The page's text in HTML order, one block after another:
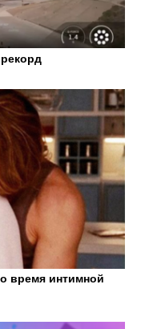
время интимной